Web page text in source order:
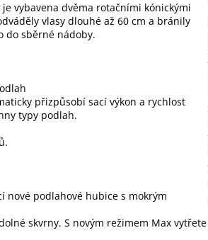
vybavena dvěma rotačními kónickými
vlasy dlouhé až 60 cm a bránily
do sběrné nádoby.
přizpůsobí sací výkon a rychlost
typy podlah.
nové podlahové hubice s mokrým
skvrny. S novým režimem Max vytřete